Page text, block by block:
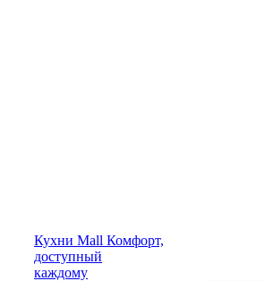
Кухни Mall Комфорт,
доступный
каждому